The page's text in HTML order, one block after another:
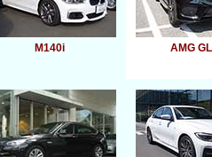
M140i AMG